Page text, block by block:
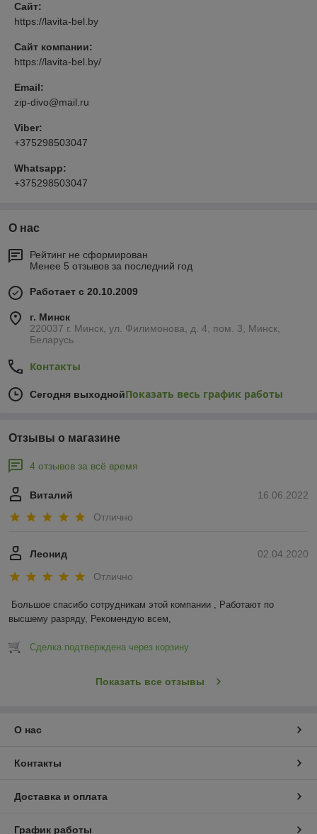
Сайт:
https://lavita-bel.by
Сайт компании:
https://lavita-bel.by/
Email:
zip-divo@mail.ru
Viber:
+375298503047
Whatsapp:
+375298503047
О нас
Рейтинг не сформирован
Менее 5 отзывов за последний год
Работает с 20.10.2009
г. Минск
220037 г. Минск, ул. Филимонова, д. 4, пом. 3, Минск,
Беларусь
Контакты
Сегодня выходнойПоказать весь график работы
Отзывы о магазине
4 отзывов за всё время
16.06.2022
Виталий
Отлично
02.04.2020
Леонид
Отлично
Большое спасибо сотрудникам этой компании , Работают по
высшему разряду, Рекомендую всем,
Сделка подтверждена через корзину
Показать все отзывы
О нас
Контакты
Доставка и оплата
График работы